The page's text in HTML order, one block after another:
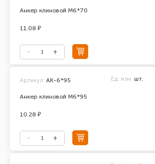
Анкер клиновой М6*70
11.08 ₽
Анкер клиновой М6*95
Артикул: АК-6*95 Ед. изм. шт.
10.28 ₽